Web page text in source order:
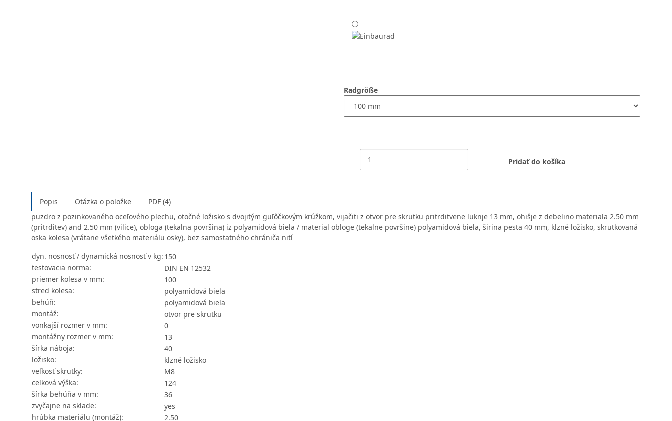
Radgröße
Pridať do košíka
Popis Otázka o položke
PDF (4)
puzdro z pozinkovaného oceľového plechu, otočné ložisko s dvojitým guľôčkovým krúžkom, vijačiti z otvor pre skrutku pritrditvene luknje 13 mm, ohišje z debelino materiala 2.50 mm
(pritrditev) and 2.50 mm (vilice), obloga (tekalna površina) iz polyamidová biela / material obloge (tekalne površine) polyamidová biela, širina pesta 40 mm, klzné ložisko, skrutkovaná
oska kolesa (vrátane všetkého materiálu osky), bez samostatného chrániča nití
dyn. nosnosť / dynamická nosnosť v kg: 150
testovacia norma:
DIN EN 12532
priemer kolesa v mm:
100
stred kolesa:
polyamidová biela
behúň:
polyamidová biela
montáž:
otvor pre skrutku
vonkajší rozmer v mm:
0
montážny rozmer v mm:
13
šírka náboja:
40
ložisko:
klzné ložisko
veľkosť skrutky:
M8
celková výška:
124
šírka behúňa v mm:
36
zvyčajne na sklade:
yes
hrúbka materiálu (montáž):
2.50